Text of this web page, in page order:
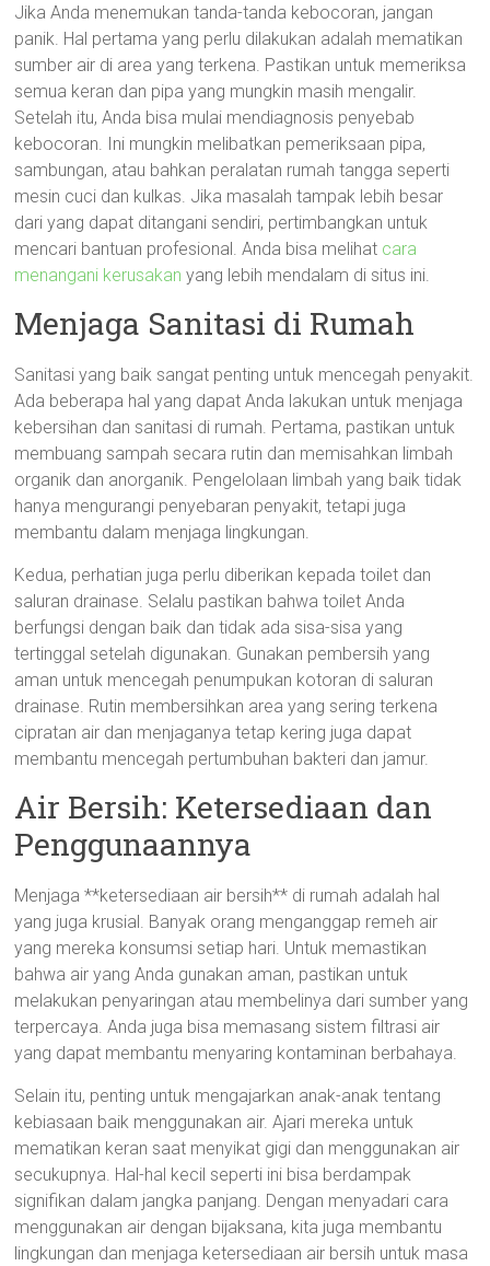
Jika Anda menemukan tanda-tanda kebocoran, jangan
panik. Hal pertama yang perlu dilakukan adalah mematikan
sumber air di area yang terkena. Pastikan untuk memeriksa
semua keran dan pipa yang mungkin masih mengalir.
Setelah itu, Anda bisa mulai mendiagnosis penyebab
kebocoran. Ini mungkin melibatkan pemeriksaan pipa,
sambungan, atau bahkan peralatan rumah tangga seperti
mesin cuci dan kulkas. Jika masalah tampak lebih besar
dari yang dapat ditangani sendiri, pertimbangkan untuk
mencari bantuan profesional. Anda bisa melihat cara
menangani kerusakan yang lebih mendalam di situs ini.
Menjaga Sanitasi di Rumah
Sanitasi yang baik sangat penting untuk mencegah penyakit.
Ada beberapa hal yang dapat Anda lakukan untuk menjaga
kebersihan dan sanitasi di rumah. Pertama, pastikan untuk
membuang sampah secara rutin dan memisahkan limbah
organik dan anorganik. Pengelolaan limbah yang baik tidak
hanya mengurangi penyebaran penyakit, tetapi juga
membantu dalam menjaga lingkungan.
Kedua, perhatian juga perlu diberikan kepada toilet dan
saluran drainase. Selalu pastikan bahwa toilet Anda
berfungsi dengan baik dan tidak ada sisa-sisa yang
tertinggal setelah digunakan. Gunakan pembersih yang
aman untuk mencegah penumpukan kotoran di saluran
drainase. Rutin membersihkan area yang sering terkena
cipratan air dan menjaganya tetap kering juga dapat
membantu mencegah pertumbuhan bakteri dan jamur.
Air Bersih: Ketersediaan dan
Penggunaannya
Menjaga **ketersediaan air bersih** di rumah adalah hal
yang juga krusial. Banyak orang menganggap remeh air
yang mereka konsumsi setiap hari. Untuk memastikan
bahwa air yang Anda gunakan aman, pastikan untuk
melakukan penyaringan atau membelinya dari sumber yang
terpercaya. Anda juga bisa memasang sistem filtrasi air
yang dapat membantu menyaring kontaminan berbahaya.
Selain itu, penting untuk mengajarkan anak-anak tentang
kebiasaan baik menggunakan air. Ajari mereka untuk
mematikan keran saat menyikat gigi dan menggunakan air
secukupnya. Hal-hal kecil seperti ini bisa berdampak
signifikan dalam jangka panjang. Dengan menyadari cara
menggunakan air dengan bijaksana, kita juga membantu
lingkungan dan menjaga ketersediaan air bersih untuk masa